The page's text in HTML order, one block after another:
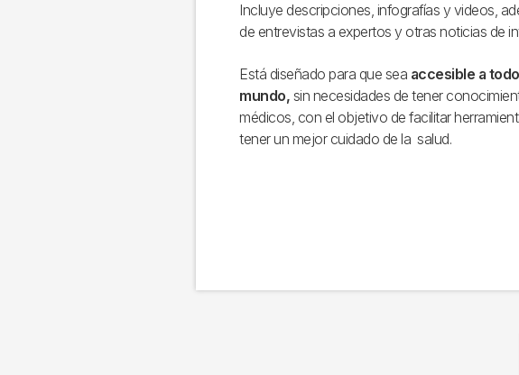
Incluye descripciones, infografías y videos,
de entrevistas a expertos y otras noticias de
Está diseñado para que sea accesible a
mundo, sin necesidades de tener
médicos, con el objetivo de facilitar
tener un mejor cuidado de la salud.